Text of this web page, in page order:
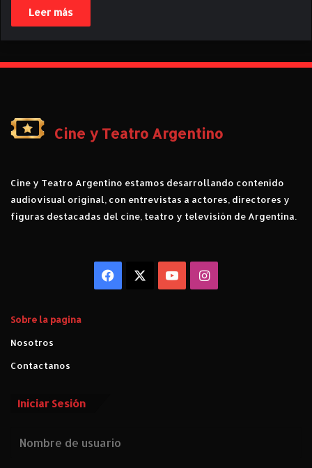
Leer más
Cine y Teatro Argentino
Cine y Teatro Argentino estamos desarrollando contenido
audiovisual original, con entrevistas a actores, directores y
figuras destacadas del cine, teatro y televisión de Argentina.
Facebook YouTubeInstagram
Sobre la pagina
Nosotros
Contactanos
Iniciar Sesión